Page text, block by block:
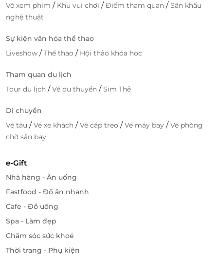
Vé xem phim / Khu vui chơi /Điểm tham quan /Sân khấu
nghệ thuật
Sự kiện văn hóa thể thao
Liveshow /Thể thao / Hội thảo khóa học
Tham quan du lịch
Tour du lịch /Vé du thuyền /Sim Thẻ
Di chuyển
Vé tàu /Vé xe khách /Vé cáp treo /Vé máy bay /Vé phòng
chờ sân bay
e-Gift
Nhà hàng - Ăn uống
Fastfood - Đồ ăn nhanh
Cafe - Đồ uống
Spa - Làm đẹp
Chăm sóc sức khoẻ
Thời trang - Phụ kiện